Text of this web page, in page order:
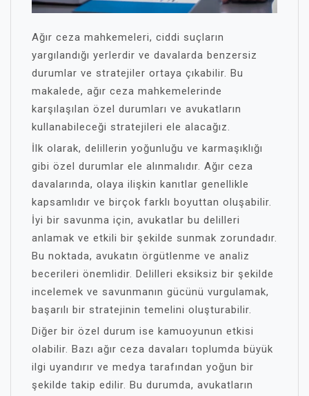
Ağır ceza mahkemeleri, ciddi suçların
yargılandığı yerlerdir ve davalarda benzersiz
durumlar ve stratejiler ortaya çıkabilir. Bu
makalede, ağır ceza mahkemelerinde
karşılaşılan özel durumları ve avukatların
kullanabileceği stratejileri ele alacağız.
İlk olarak, delillerin yoğunluğu ve karmaşıklığı
gibi özel durumlar ele alınmalıdır. Ağır ceza
davalarında, olaya ilişkin kanıtlar genellikle
kapsamlıdır ve birçok farklı boyuttan oluşabilir.
İyi bir savunma için, avukatlar bu delilleri
anlamak ve etkili bir şekilde sunmak zorundadır.
Bu noktada, avukatın örgütlenme ve analiz
becerileri önemlidir. Delilleri eksiksiz bir şekilde
incelemek ve savunmanın gücünü vurgulamak,
başarılı bir stratejinin temelini oluşturabilir.
Diğer bir özel durum ise kamuoyunun etkisi
olabilir. Bazı ağır ceza davaları toplumda büyük
ilgi uyandırır ve medya tarafından yoğun bir
şekilde takip edilir. Bu durumda, avukatların